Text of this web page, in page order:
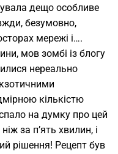
дещо особливе
безумовно,
мережі і….
мов зомбі із блогу
нереально
кількістю
на думку про цей
за п’ять хвилин, і
рішення! Рецепт був